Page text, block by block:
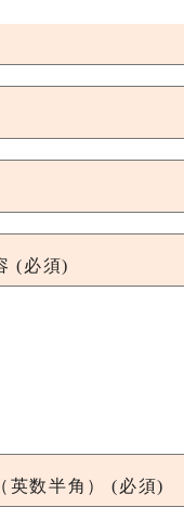
(必須)
英数半角） (必須)